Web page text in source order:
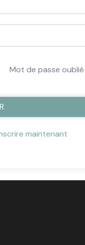
Mot de passe
maintenant